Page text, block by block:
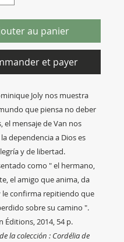
au panier
et payer
Joly nos muestra
que piensa no deber
el mensaje de Van nos
dependencia a Dios es
y de libertad.
como " el hermano,
el amigo que anima, da
le confirma repitiendo que
sobre su camino ".
Éditions, 2014, 54 p.
la colección : Cordélia de